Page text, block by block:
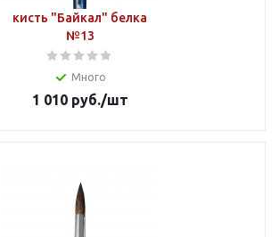
кисть "Байкал" белка
№13
Много
1 010руб./шт